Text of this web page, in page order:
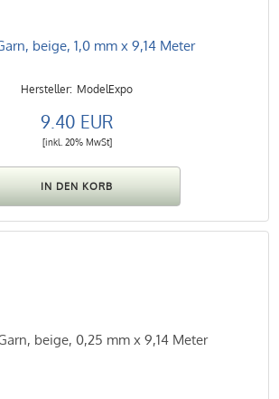
beige, 1,0 mm x 9,14 Meter
ModelExpo
9.40 EUR
[inkl. 20% MwSt]